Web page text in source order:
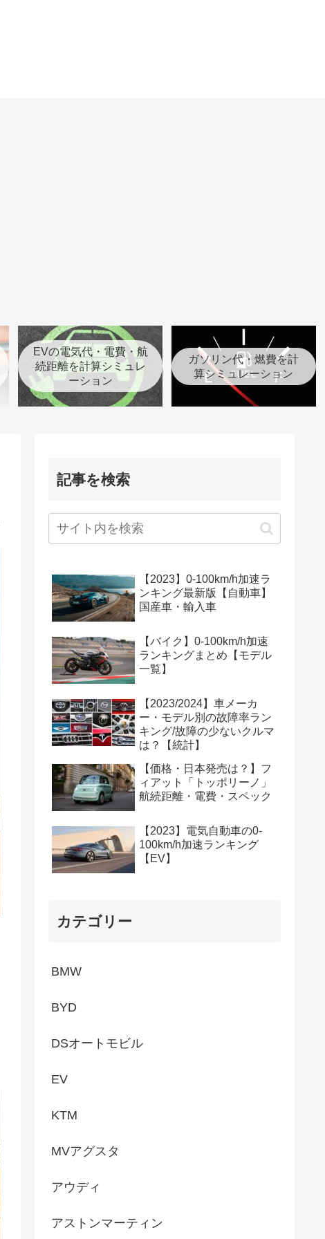
EVの電気代・電費・航
続距離を計算シミュレ
ーション
ガソリン代・燃費を計
算シミュレーション
記事を検索
【2023】0-100km/h加速ラ
ンキング最新版【自動車】
国産車・輸入車
【バイク】0-100km/h加速
ランキングまとめ【モデル
一覧】
【2023/2024】車メーカ
ー・モデル別の故障率ラン
キング/故障の少ないクルマ
は？【統計】
【価格・日本発売は？】フ
ィアット「トッポリーノ」
航続距離・電費・スペック
【2023】電気自動車の0-
100km/h加速ランキング
【EV】
カテゴリー
BMW
BYD
DSオートモビル
EV
KTM
MVアグスタ
アウディ
アストンマーティン